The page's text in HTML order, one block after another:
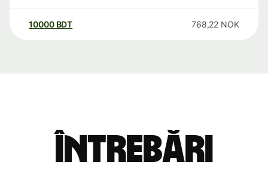
10000 BDT 768,22 NOK
Întrebări